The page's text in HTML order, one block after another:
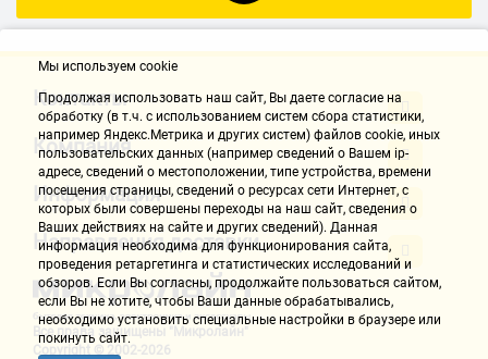
Контакты
Компания
Информация
Направления доставки
Все права защищены "Микролайн"
Copyright © 2002-2026
Мы используем cookie
Продолжая использовать наш cайт, Вы даете согласие на
обработку (в т.ч. с использованием систем сбора статистики,
например Яндекс.Метрика и других систем) файлов cookie, иных
пользовательских данных (например сведений о Вашем ip-
адресе, сведений о местоположении, типе устройства, времени
посещения страницы, сведений о ресурсах сети Интернет, с
которых были совершены переходы на наш сайт, сведения о
Ваших действиях на сайте и других сведений). Данная
информация необходима для функционирования сайта,
проведения ретаргетинга и статистических исследований и
обзоров. Если Вы согласны, продолжайте пользоваться сайтом,
если Вы не хотите, чтобы Ваши данные обрабатывались,
необходимо установить специальные настройки в браузере или
покинуть сайт.